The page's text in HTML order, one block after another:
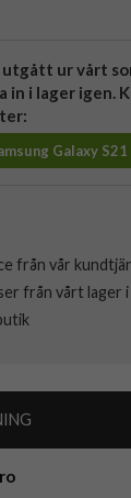
utgått ur vårt
in i lager igen.
Galaxy S21
från vår
från vårt lager